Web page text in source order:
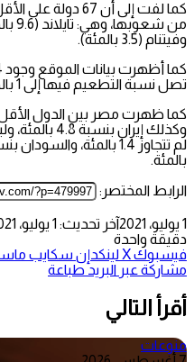
وفيتنام (3.5 بالمئة).
تصل نسبة التطعيم فيها إلى 1 بالمئة.
بالمئة.
الرابط المختصر:
1 يوليو، 2021
آخر تحديث: 1 يوليو، 2021
دقيقة واحدة
فيسبوك‫Xلينكدإن سكايب
مشاركة عبر البريد طباعة
أقرأ التالي
منوعات